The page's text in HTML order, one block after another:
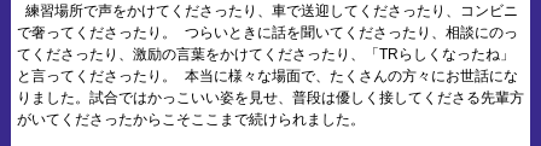
練習場所で声をかけてくださったり、車で送迎してくださったり、コンビニ
で奢ってくださったり。 つらいときに話を聞いてくださったり、相談にのっ
てくださったり、激励の言葉をかけてくださったり、「TRらしくなったね」
と言ってくださったり。 本当に様々な場面で、たくさんの方々にお世話にな
りました。試合ではかっこいい姿を見せ、普段は優しく接してくださる先輩方
がいてくださったからこそここまで続けられました。